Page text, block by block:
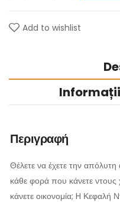
Add to wishlist
Περιγραφή
Θέλετε να έχετε την
κάθε φορά που κάνετε
κάνετε οικονομία; H Κεφαλή